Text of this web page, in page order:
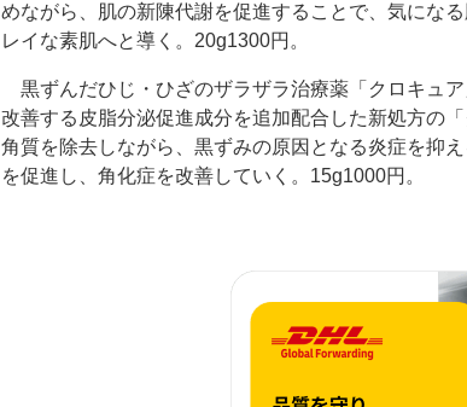
めながら、肌の新陳代謝を促進することで、気にな
レイな素肌へと導く。20g1300円。
黒ずんだひじ・ひざのザラザラ治療薬「クロキュ
改善する皮脂分泌促進成分を追加配合した新処方の
角質を除去しながら、黒ずみの原因となる炎症を抑
を促進し、角化症を改善していく。15g1000円。